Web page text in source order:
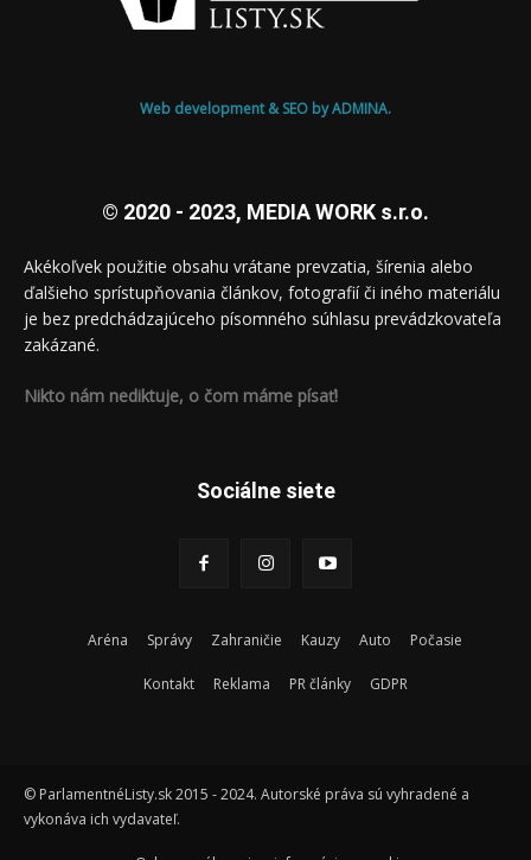
Web development & SEO by ADMINA.
© 2020 - 2023, MEDIA WORK s.r.o.
Akékoľvek použitie obsahu vrátane prevzatia, šírenia alebo
ďalšieho sprístupňovania článkov, fotografií či iného materiálu
je bez predchádzajúceho písomného súhlasu prevádzkovateľa
zakázané.
Nikto nám nediktuje, o čom máme písať!
Sociálne siete
Aréna Správy Zahraničie Kauzy Auto Počasie
Kontakt Reklama PR články GDPR
© ParlamentnéListy.sk 2015 - 2024. Autorské práva sú vyhradené a
vykonáva ich vydavateľ.